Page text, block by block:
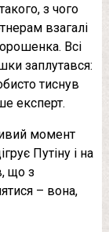
з чого
взагалі
Всі
заплутався:
тиснув
експерт.
момент
Путіну і на
що з
– вона,